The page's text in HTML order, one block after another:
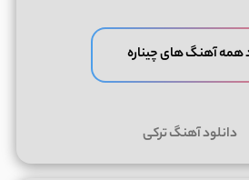
همه آهنگ های چیناره
دانلود آهنگ ترکی